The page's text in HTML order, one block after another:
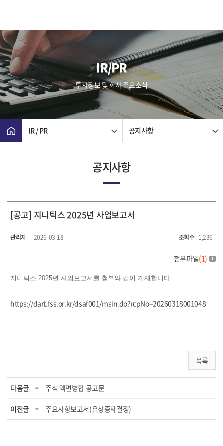
IR/PR
투자정보 및 회사 주요소식
IR / PR 공지사항
공지사항
[공고] 지니틱스 2025년 사업보고서
관리자 2026-03-18 조회수 1,236
첨부파일(1)
지니틱스 2025년 사업보고서를 첨부와 같이 게재합니다.
https://dart.fss.or.kr/dsaf001/main.do?rcpNo=20260318001048
목록
다음글 주식 액면병합 공고문
이전글 주요사항보고서(유상증자결정)